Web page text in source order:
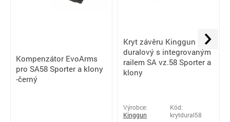
Kompenzátor EvoArms
pro SA58 Sporter a klony
-černý
Kryt závěru Kinggun
duralový s integrovaným
railem SA vz.58 Sporter a
klony
Výrobce:
Kinggun
Kód:
krytdural58